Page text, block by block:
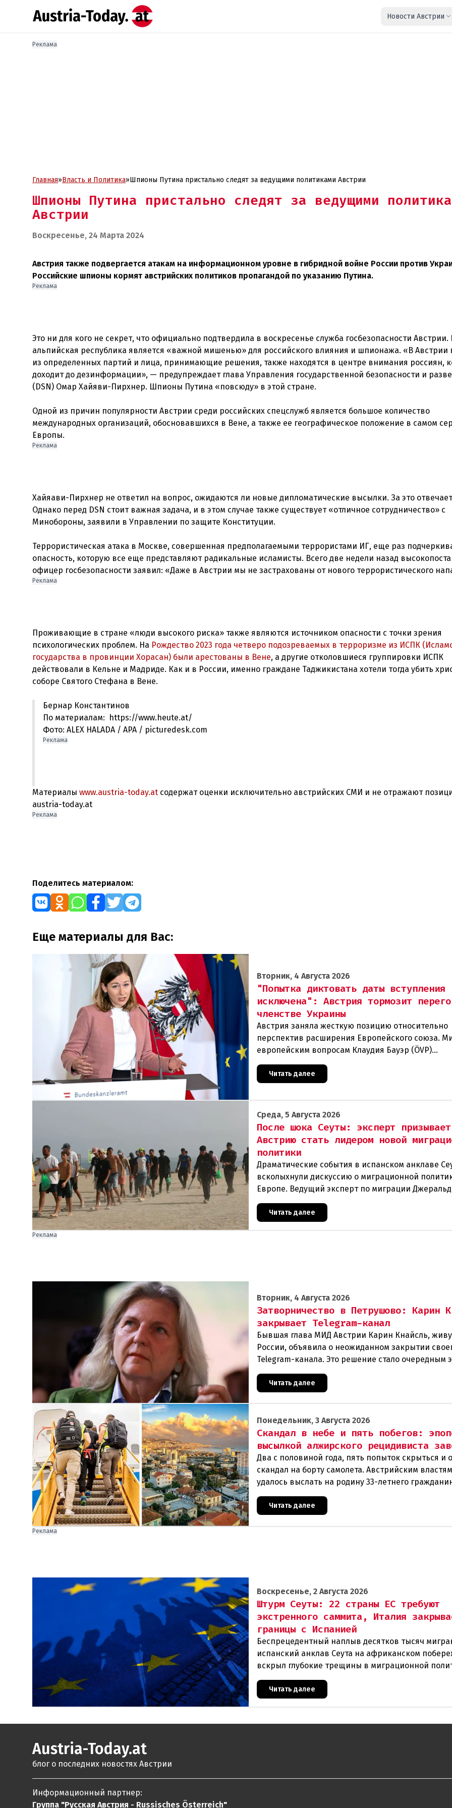
Новости Австрии
Реклама
Главная»Власть и Политика»Шпионы Путина пристально следят за ведущими политиками Австрии
Шпионы Путина пристально следят за ведущими
Австрии
Воскресенье, 24 Марта 2024
Австрия также подвергается атакам на информационном уровне в гибридной войне России против
Российские шпионы кормят австрийских политиков пропагандой по указанию Путина.
Реклама
Это ни для кого не секрет, что официально подтвердила в воскресенье служба госбезопасности
альпийская республика является «важной мишенью» для российского влияния и шпионажа. «В Австрии
из определенных партий и лица, принимающие решения, также находятся в центре внимания россиян,
доходит до дезинформации», — предупреждает глава Управления государственной безопасности и
(DSN) Омар Хайяви-Пирхнер. Шпионы Путина «повсюду» в этой стране.
Одной из причин популярности Австрии среди российских спецслужб является большое количество
международных организаций, обосновавшихся в Вене, а также ее географическое положение в самом
Реклама
Хайяави-Пирхнер не ответил на вопрос, ожидаются ли новые дипломатические высылки. За это
Однако перед DSN стоит важная задача, и в этом случае также существует «отличное сотрудничество» с
Минобороны, заявили в Управлении по защите Конституции.
Террористическая атака в Москве, совершенная предполагаемыми террористами ИГ, еще раз
опасность, которую все еще представляют радикальные исламисты. Всего две недели назад
Реклама
Проживающие в стране «люди высокого риска» также являются источником опасности с точки зрения
психологических проблем. На Рождество 2023 года четверо подозреваемых в терроризме из ИСПК
государства в провинции Хорасан) были арестованы в Вене, а другие отколовшиеся группировки ИСПК
действовали в Кельне и Мадриде. Как и в России, именно граждане Таджикистана хотели тогда убить
Бернар Константинов
По материалам: https://www.heute.at/
Фото: ALEX HALADA / APA / picturedesk.com
Реклама
Материалы www.austria-today.at содержат оценки исключительно австрийских СМИ и не отражают
austria-today.at
Реклама
Поделитесь материалом:
Еще материалы для Вас:
Вторник, 4 Августа 2026
"Попытка диктовать даты вступления
исключена": Австрия тормозит
членстве Украины
Австрия заняла жесткую позицию относительно
перспектив расширения Европейского союза.
европейским вопросам Клаудия Бауэр (ÖVP)
категорически исключила возможность
присоединения
Читать далее
Среда, 5 Августа 2026
После шока Сеуты: эксперт призывает
Австрию стать лидером новой
политики
Драматические события в испанском анклаве
всколыхнули дискуссию о миграционной
Европе. Ведущий эксперт по миграции
Читать далее
Реклама
Вторник, 4 Августа 2026
Затворничество в Петрушово: Карин
закрывает Telegram-канал
Бывшая глава МИД Австрии Карин Кнайсль,
России, объявила о неожиданном закрытии
Telegram-канала. Это решение стало очередным
Читать далее
Понедельник, 3 Августа 2026
Скандал в небе и пять побегов:
высылкой алжирского рецидивиста
Два с половиной года, пять попыток скрыться и
скандал на борту самолета. Австрийским
удалось выслать на родину 33-летнего
Алжира, который за это время успел совершить
Читать далее
Реклама
Воскресенье, 2 Августа 2026
Штурм Сеуты: 22 страны ЕС требуют
экстренного саммита, Италия
границы с Испанией
Беспрецедентный наплыв десятков тысяч
испанский анклав Сеута на африканском
вскрыл глубокие трещины в миграционной
Евросоюза. 22 государства во главе с Австрией
Читать далее
Austria-Today.at
блог о последних новостях Австрии
Информационный партнер:
Группа "Русская Австрия - Russisches Österreich"